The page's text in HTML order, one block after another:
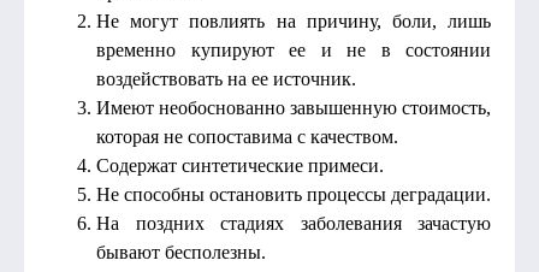
Не могут повлиять на причину, боли, лишь
временно купируют ее и не в состоянии
воздействовать на ее источник.
Имеют необоснованно завышенную стоимость,
которая не сопоставима с качеством.
Содержат синтетические примеси.
Не способны остановить процессы деградации.
На поздних стадиях заболевания зачастую
бывают бесполезны.